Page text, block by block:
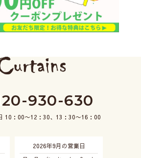
930-630
10：00〜12：30、13：30〜16：00
2026年9月の営業日